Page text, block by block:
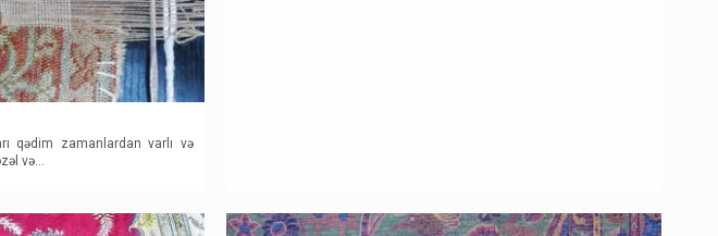
qədim zamanlardan varlı və
və…